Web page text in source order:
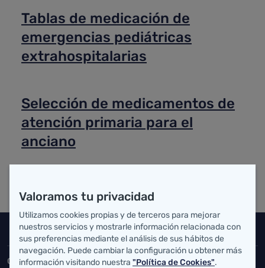
Tablas de medicación de
emergencias pediátricas
extrahospitalarias
Selección de medicamentos de
atención primaria para el
anciano
Inicio del pie de página
Salud Cantabria
Consejería de Salud
Valoramos tu privacidad
Utilizamos cookies propias y de terceros para mejorar
nuestros servicios y mostrarle información relacionada con
sus preferencias mediante el análisis de sus hábitos de
navegación. Puede cambiar la configuración u obtener más
información visitando nuestra "Política de Cookies".